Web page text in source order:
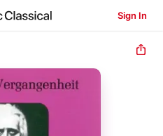
Sign In